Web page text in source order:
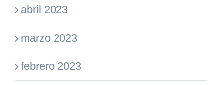
abril 2023
marzo 2023
febrero 2023